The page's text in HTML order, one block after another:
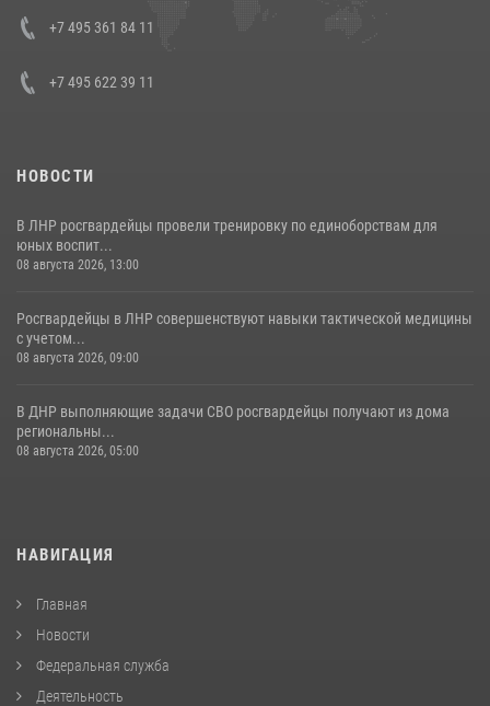
Кавказском федеральном округе Виталием Кузнецовым
+7 495 361 84 11
+7 495 622 39 11
НОВОСТИ
В ЛНР росгвардейцы провели тренировку по единоборствам для
юных воспит...
08 августа 2026, 13:00
Росгвардейцы в ЛНР совершенствуют навыки тактической медицины
с учетом...
08 августа 2026, 09:00
В ДНР выполняющие задачи СВО росгвардейцы получают из дома
региональны...
08 августа 2026, 05:00
НАВИГАЦИЯ
Главная
Новости
Федеральная служба
Деятельность